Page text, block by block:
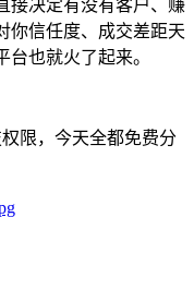
接决定有没有客户、赚
你信任度、成交差距天
也就火了起来。
限，今天全都免费分